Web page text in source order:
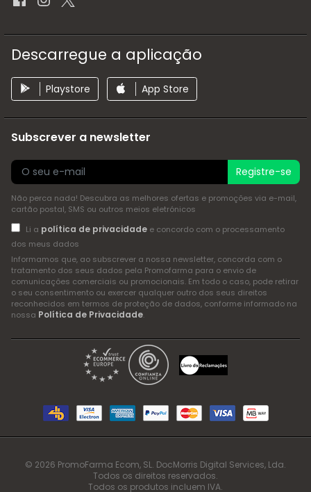
Descarregue a aplicação
Playstore App Store
Subscrever a newsletter
Registre-se
Não perca nada! Descubra as melhores ofertas e promoções via e-mail,
cartão postal, SMS ou outros meios eletrónicos
Li a política de privacidadee concordo com o processamento
dos meus dados
Informamos que, ao subscrever a nossa newsletter, concorda com o
tratamento dos seus dados pela Promofarma para o envio de
comunicações comerciais ou promocionais. Em todo o caso, pode retirar
o seu consentimento ou exercer qualquer outro dos seus direitos
reconhecidos em termos de proteção de dados, conforme informado na
nossa Política de Privacidade.
© 2026 PromoFarma Ecom, SL. DocMorris Digital Services, Lda.
Todos os direitos reservados.
Todos os produtos incluem IVA.